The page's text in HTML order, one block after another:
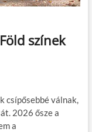
színek
csípősebbé válnak,
2026 ősze a
a